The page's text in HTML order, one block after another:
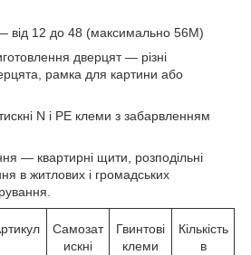
— від 12 до 48 (максимально 56М)
дверцят — різні
рамка для картини або
N і PE клеми з забарвленням
— квартирні щити, розподільні
в житлових і громадських
Самозат
искні
Гвинтові
клеми
Кількість
в